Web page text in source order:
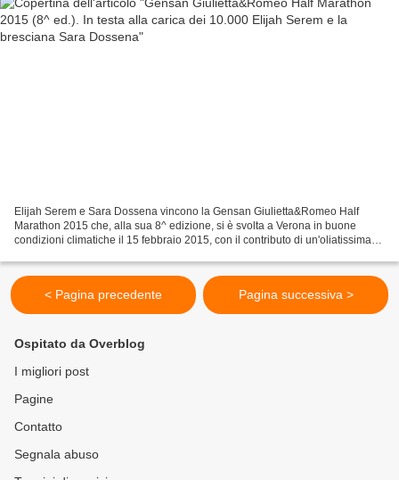
Elijah Serem e Sara Dossena vincono la Gensan Giulietta&Romeo Half
Marathon 2015 che, alla sua 8^ edizione, si è svolta a Verona in buone
condizioni climatiche il 15 febbraio 2015, con il contributo di un'oliatissima
< Pagina precedente Pagina successiva >
Ospitato da Overblog
I migliori post
Pagine
Contatto
Segnala abuso